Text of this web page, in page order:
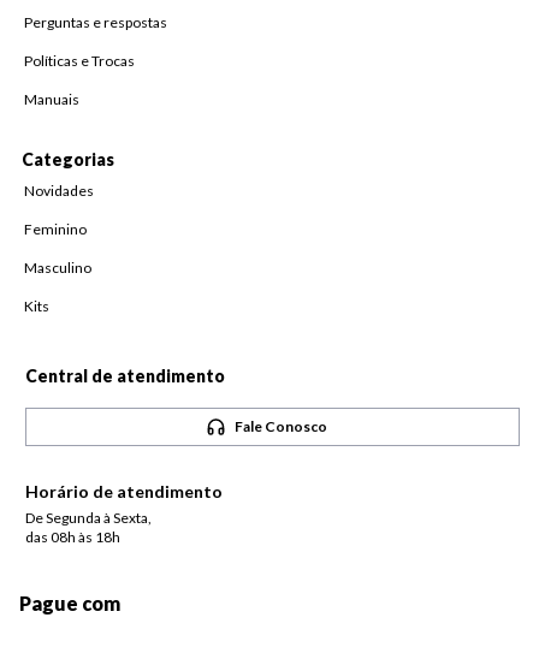
Perguntas e respostas
Políticas e Trocas
Manuais
Categorias
Novidades
Feminino
Masculino
Kits
Central de atendimento
Fale Conosco
Horário de atendimento
De Segunda à Sexta,
das 08h às 18h
Pague com